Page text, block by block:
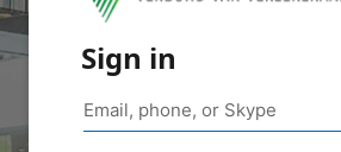
Sign in